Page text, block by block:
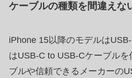
ケーブルの種類を間違えな
iPhone 15以降のモデルは
はUSB-C to USB-Cケーブル
ブルや信頼できるメーカーの